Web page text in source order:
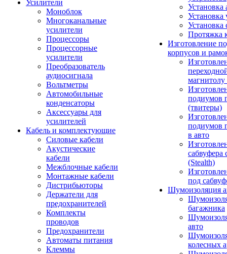
Усилители
Моноблок
Многоканальные
усилители
Процессоры
Процессорные
усилители
Преобразователь
аудиосигнала
Вольтметры
Автомобильные
конденсаторы
Аксессуары для
усилителей
Кабель и комплектующие
Силовые кабели
Акустические
кабели
Межблочные кабели
Монтажные кабели
Дистрибьюторы
Держатели для
предохранителей
Комплекты
проводов
Предохранители
Автоматы питания
Клеммы
Установка
Установка
Установка
Протяжка
Изготовление
корпусов и
подиумов
(твитеры)
подиумов
в авто
сабвуфера
(Stealth)
под
Шумоизоляция
багажника
авто
колесных